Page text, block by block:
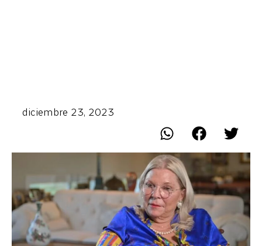
diciembre 23, 2023